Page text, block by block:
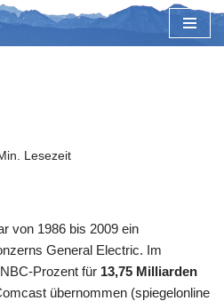
Lesezeit
von 1986 bis 2009 ein
General Electric. Im
Prozent für 13,75 Milliarden
übernommen (spiegelonline